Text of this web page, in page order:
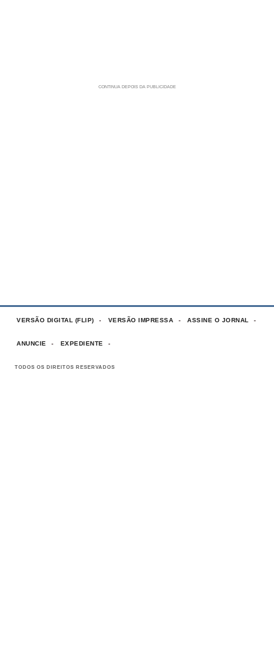
VERSÃO DIGITAL (FLIP) VERSÃO IMPRESSA ASSINE O JORNAL
ANUNCIE EXPEDIENTE
TODOS OS DIREITOS RESERVADOS